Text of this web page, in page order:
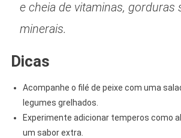
e cheia de vitaminas, gorduras
minerais.
Dicas
Acompanhe o filé de peixe com uma
legumes grelhados.
Experimente adicionar temperos como
um sabor extra.